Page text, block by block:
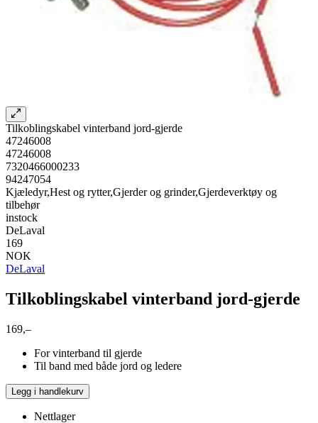
Tilkoblingskabel vinterband jord-gjerde
47246008
47246008
7320466000233
94247054
Kjæledyr,Hest og rytter,Gjerder og grinder,Gjerdeverktøy og
tilbehør
instock
DeLaval
169
NOK
DeLaval
Tilkoblingskabel vinterband jord-gjerde
169,–
For vinterband til gjerde
Til band med både jord og ledere
Legg i handlekurv
Nettlager